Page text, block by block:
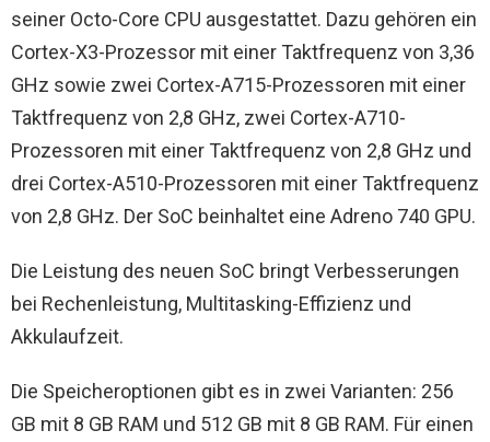
seiner Octo-Core CPU ausgestattet. Dazu gehören ein
Cortex-X3-Prozessor mit einer Taktfrequenz von 3,36
GHz sowie zwei Cortex-A715-Prozessoren mit einer
Taktfrequenz von 2,8 GHz, zwei Cortex-A710-
Prozessoren mit einer Taktfrequenz von 2,8 GHz und
drei Cortex-A510-Prozessoren mit einer Taktfrequenz
von 2,8 GHz. Der SoC beinhaltet eine Adreno 740 GPU.
Die Leistung des neuen SoC bringt Verbesserungen
bei Rechenleistung, Multitasking-Effizienz und
Akkulaufzeit.
Die Speicheroptionen gibt es in zwei Varianten: 256
GB mit 8 GB RAM und 512 GB mit 8 GB RAM. Für einen